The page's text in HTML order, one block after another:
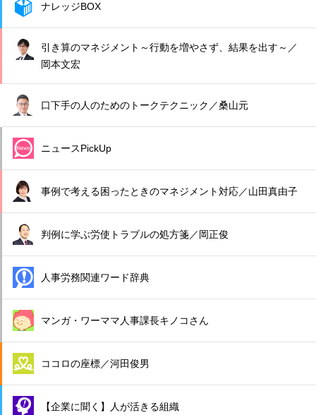
ナレッジBOX
引き算のマネジメント～行動を増やさず、結果を出す～／
岡本文宏
口下手の人のためのトークテクニック／桑山元
ニュースPickUp
事例で考える困ったときのマネジメント対応／山田真由子
判例に学ぶ労使トラブルの処方箋／岡正俊
人事労務関連ワード辞典
マンガ・ワーママ人事課長キノコさん
ココロの座標／河田俊男
【企業に聞く】人が活きる組織